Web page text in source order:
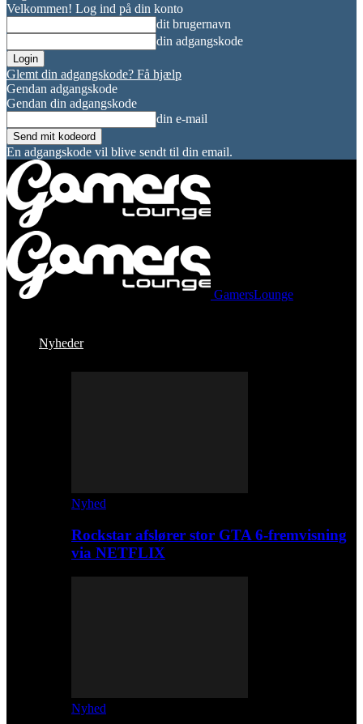
Velkommen! Log ind på din konto
dit brugernavn
din adgangskode
Glemt din adgangskode? Få hjælp
Gendan adgangskode
Gendan din adgangskode
din e-mail
En adgangskode vil blive sendt til din email.
GamersLounge
Nyheder
Nyhed
Rockstar afslører stor GTA 6-fremvisning
via NETFLIX
Nyhed